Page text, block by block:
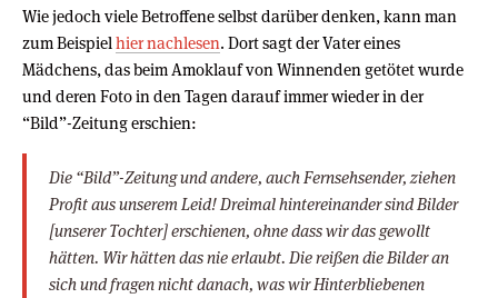
Wie jedoch viele Betroffene selbst darüber denken, kann man
zum Beispiel hier nachlesen. Dort sagt der Vater eines
Mädchens, das beim Amoklauf von Winnenden getötet wurde
und deren Foto in den Tagen darauf immer wieder in der
“Bild”-Zeitung erschien:
Die “Bild”-Zeitung und andere, auch Fernsehsender, ziehen
Profit aus unserem Leid! Dreimal hintereinander sind Bilder
[unserer Tochter] erschienen, ohne dass wir das gewollt
hätten. Wir hätten das nie erlaubt. Die reißen die Bilder an
sich und fragen nicht danach, was wir Hinterbliebenen